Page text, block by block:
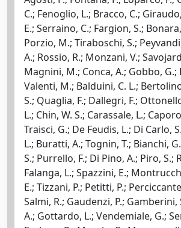
C.; Fenoglio, L.; Bracco, C.;
E.; Serraino, C.; Fargion, S.;
Porzio, M.; Tiraboschi, S.;
A.; Rossio, R.; Monzani, V.;
Magnini, M.; Conca, A.; Gobbo, G.;
Valenti, M.; Balduini, C. L.;
S.; Quaglia, F.; Dallegri, F.;
L.; Chin, W. S.; Carassale, L.;
Traisci, G.; De Feudis, L.; Di Carlo,
L.; Buratti, A.; Tognin, T.; Bianchi,
S.; Purrello, F.; Di Pino, A.; Piro, S.;
Falanga, L.; Spazzini, E.;
E.; Tizzani, P.; Petitti, P.;
Salmi, R.; Gaudenzi, P.; Gamberini,
A.; Gottardo, L.; Vendemiale, G.;